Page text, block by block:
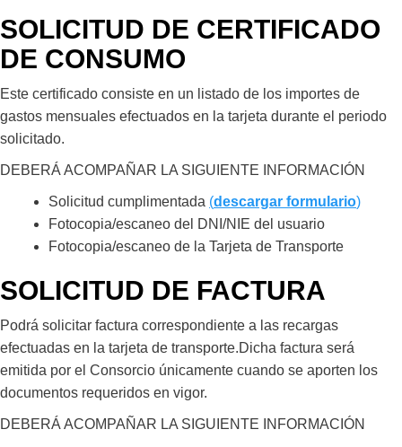
SOLICITUD DE CERTIFICADO
DE CONSUMO
Este certificado consiste en un listado de los importes de
gastos mensuales efectuados en la tarjeta durante el periodo
solicitado.
DEBERÁ ACOMPAÑAR LA SIGUIENTE INFORMACIÓN
Solicitud cumplimentada (descargar formulario)
Fotocopia/escaneo del DNI/NIE del usuario
Fotocopia/escaneo de la Tarjeta de Transporte
SOLICITUD DE FACTURA
Podrá solicitar factura correspondiente a las recargas
efectuadas en la tarjeta de transporte.Dicha factura será
emitida por el Consorcio únicamente cuando se aporten los
documentos requeridos en vigor.
DEBERÁ ACOMPAÑAR LA SIGUIENTE INFORMACIÓN